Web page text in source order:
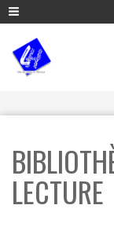
l
o
ADMINISTRATION &
CADRE DE VIE &
ENVIRONNEMENT ET
FÊTES & TRADITIONS
HISTOIRE, TOURISME &
LECTURE